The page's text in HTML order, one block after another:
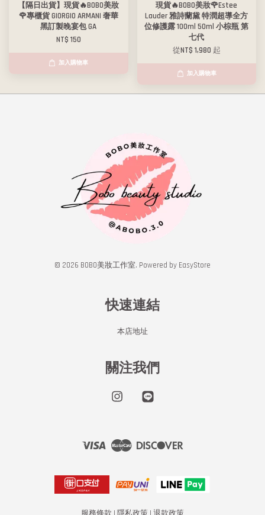
【隔日出貨】現貨🔥BOBO美妝
🌹專櫃貨 GIORGIO ARMANI 奢華
黑訂製晚宴包 GA
NT$ 150
加入購物車
現貨🔥BOBO美妝🌹Estee
Lauder 雅詩蘭黛 特潤超導全方
位修護露 100ml 50ml 小棕瓶 第
七代
從NT$ 1,980 起
加入購物車
© 2026 BOBO美妝工作室. Powered by EasyStore
快速連結
本店地址
關注我們
Instagram
Visa Master
服務條款 | 隱私政策 | 退款政策